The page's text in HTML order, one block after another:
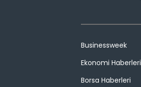
Businessweek
Ekonomi Haberleri
Borsa Haberleri